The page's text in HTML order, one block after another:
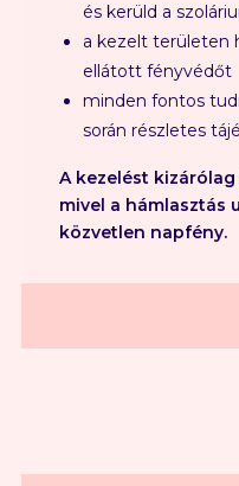
és kerüld a
a kezelt területen
ellátott fényvédőt
minden fontos
során részletes
A kezelést
mivel a hámlasztás
közvetlen napfény.